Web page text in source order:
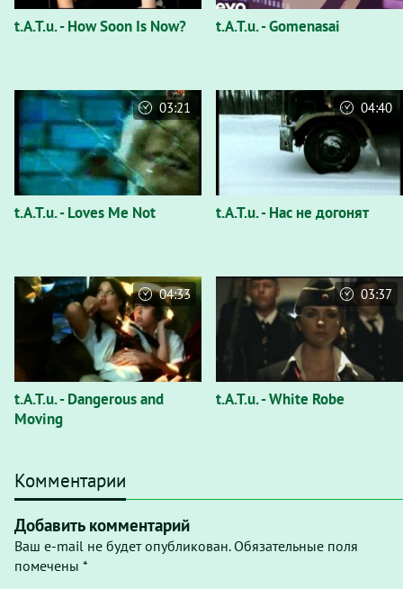
t.A.T.u. - How Soon Is Now? t.A.T.u. - Gomenasai
t.A.T.u. - Loves Me Not
03:21
t.A.T.u. - Нас не догонят
04:40
t.A.T.u. - Dangerous and
Moving
04:33
t.A.T.u. - White Robe
03:37
Комментарии
Добавить комментарий
Ваш e-mail не будет опубликован. Обязательные поля
помечены *